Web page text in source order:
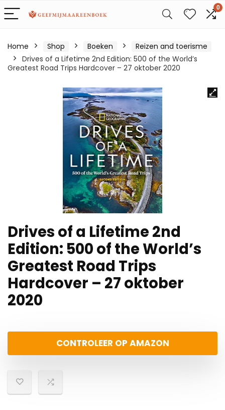
0
Home Shop Boeken
Reizen and toerisme
Drives of a Lifetime 2nd Edition: 500 of the World’s
Greatest Road Trips Hardcover – 27 oktober 2020
Drives of a Lifetime 2nd
Edition: 500 of the World’s
Greatest Road Trips
Hardcover – 27 oktober
2020
CONTROLEER OP AMAZON